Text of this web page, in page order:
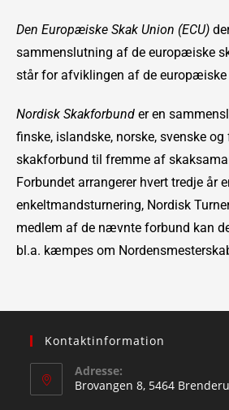
Den Europæiske Skak Union (ECU)
sammenslutning af de europæiske
står for afviklingen af de europæiske
Nordisk Skakforbund er en
finske, islandske, norske, svenske
skakforbund til fremme af
Forbundet arrangerer hvert tredje år
enkeltmandsturnering, Nordisk
medlem af de nævnte forbund kan
bl.a. kæmpes om
Kontaktinformation
Adresse:
Brovangen 8, 5464